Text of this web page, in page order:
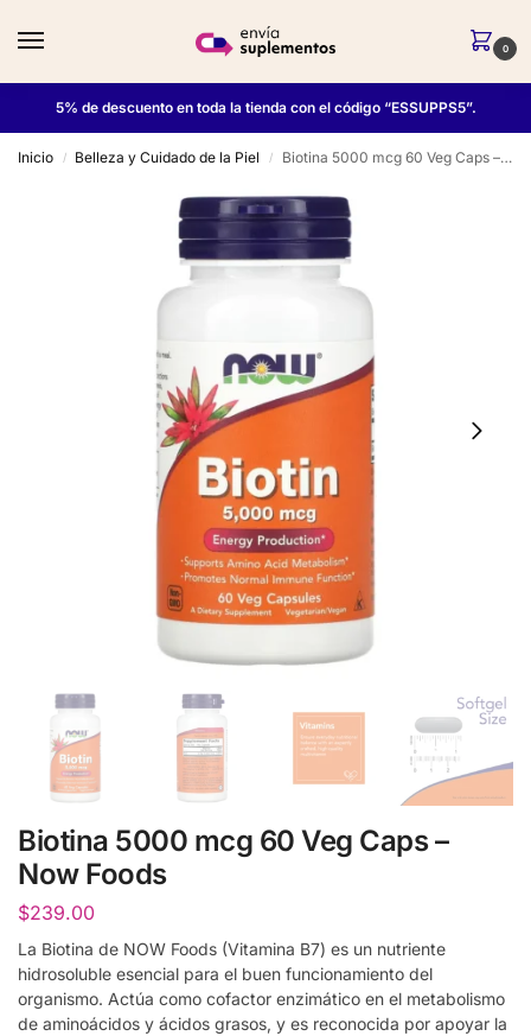
0
5% de descuento en toda la tienda con el código “ESSUPPS5”.
Inicio / Belleza y Cuidado de la Piel / Biotina 5000 mcg 60 Veg Caps – Now Foods
Biotina 5000 mcg 60 Veg Caps –
Now Foods
$239.00
La Biotina de NOW Foods (Vitamina B7) es un nutriente
hidrosoluble esencial para el buen funcionamiento del
organismo. Actúa como cofactor enzimático en el metabolismo
de aminoácidos y ácidos grasos, y es reconocida por apoyar la